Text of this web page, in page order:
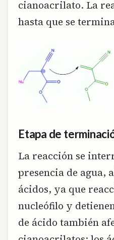
cianoacrilato. La
hasta que se
Etapa de
La reacción se
presencia de agua,
ácidos, ya que
nucleófilo y
de ácido también